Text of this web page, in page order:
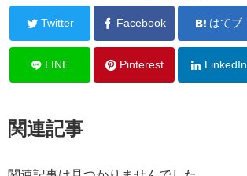
Twitter Facebook はてブ
LINE Pinterest LinkedIn
関連記事